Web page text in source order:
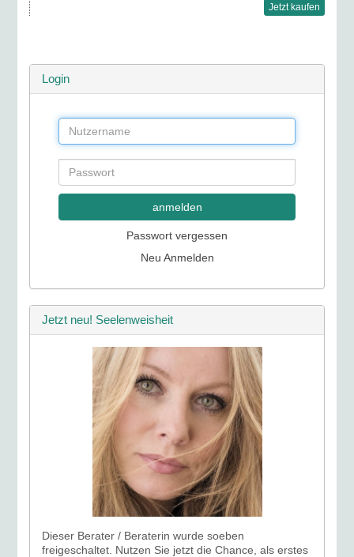
Jetzt kaufen
Login
anmelden
Passwort vergessen
Neu Anmelden
Jetzt neu! Seelenweisheit
Dieser Berater / Beraterin wurde soeben
freigeschaltet. Nutzen Sie jetzt die Chance, als erstes